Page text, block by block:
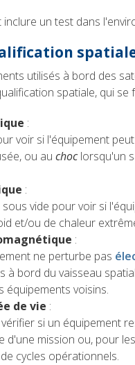
un test dans
utilisés à bord des
spatiale, qui
:
voir si l'équipement
ou auchoclorsqu'un
:
vide pour voir si
et/ou de chaleur
:
ne perturbe pas
à bord du vaisseau
voisins.
de vie :
si un équipement
d'une mission ou, pour
cycles opérationnels.